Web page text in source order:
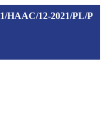
HAAC/12-2021/PL/P